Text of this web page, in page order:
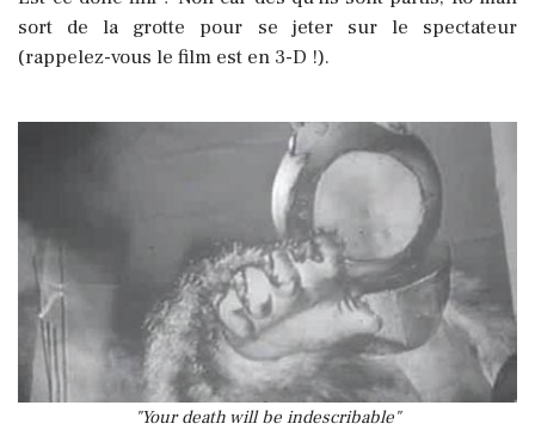
sort de la grotte pour se jeter sur le spectateur
(rappelez-vous le film est en 3-D !).
"Your death will be indescribable"